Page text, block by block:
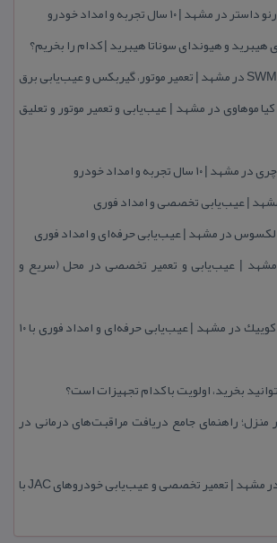
| ۱۰ سال تجربه و امداد خودرو
هیبرید و هیوندای سوناتا هیبرید | كدام را بخریم؟
موهاوی در مشهد | عیب‌یابی و تعمیر موتور و تعلیق
تجربه و امداد خودرو
مشهد | عیب‌یابی تخصصی و امداد فوری
در مشهد | عیب‌یابی حرفه‌ای و امداد فوری
مشهد | عیب‌یابی و تعمیر تخصصی در محل (سریع و
تعمیرگاه تخصصی كوییك در مشهد | عیب‌یابی حرفه‌ای و امداد فوری با ۱۰
راهنمای جامع دریافت مراقبت‌های درمانی در
امداد خودرو جك در مشهد | تعمیر تخصصی و عیب‌یابی خودروهای JAC با